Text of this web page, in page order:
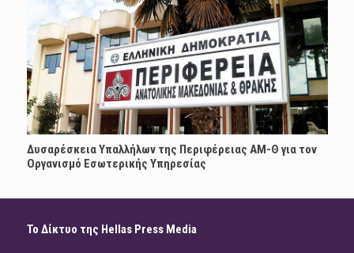
Δυσαρέσκεια Υπαλλήλων της Περιφέρειας ΑΜ-Θ για τον
Οργανισμό Εσωτερικής Υπηρεσίας
Το Δίκτυο της Hellas Press Media